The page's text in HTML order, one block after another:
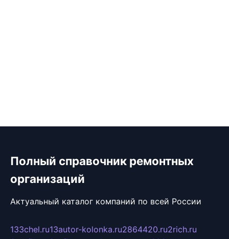
Полный справочник ремонтных
организаций
Актуальный каталог компаний по всей России
133chel.ru13autor-kolonka.ru2864420.ru2rich.ru